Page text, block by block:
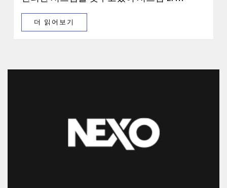
더 읽어보기